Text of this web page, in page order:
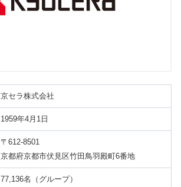
京セラ株式会社
1959年4月1日
〒612-8501
京都府京都市伏見区竹田鳥羽殿町6番地
77,136名（グループ）